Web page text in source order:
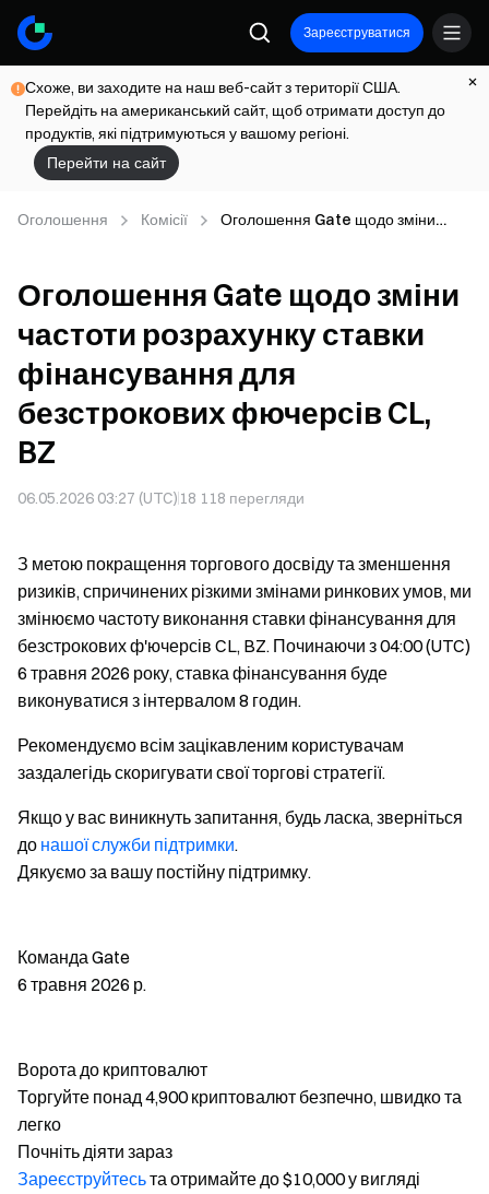
Зареєструватися
Схоже, ви заходите на наш веб-сайт з території США.
Перейдіть на американський сайт, щоб отримати доступ до
продуктів, які підтримуються у вашому регіоні.
Перейти на сайт
Оголошення Комісії
Оголошення Gate щодо зміни
фючерсів CL, BZ
Оголошення Gate щодо зміни
частоти розрахунку ставки
фінансування для
безстрокових фючерсів CL,
BZ
06.05.2026 03:27 (UTC) 18 118 перегляди
З метою покращення торгового досвіду та зменшення
ризиків, спричинених різкими змінами ринкових умов, ми
змінюємо частоту виконання ставки фінансування для
безстрокових ф'ючерсів CL, BZ. Починаючи з 04:00 (UTC)
6 травня 2026 року, ставка фінансування буде
виконуватися з інтервалом 8 годин.
Рекомендуємо всім зацікавленим користувачам
заздалегідь скоригувати свої торгові стратегії.
Якщо у вас виникнуть запитання, будь ласка, зверніться
до нашої служби підтримки.
Дякуємо за вашу постійну підтримку.
Команда Gate
6 травня 2026 р.
Ворота до криптовалют
Торгуйте понад 4,900 криптовалют безпечно, швидко та
легко
Почніть діяти зараз
Зареєструйтесьта отримайте до $10,000 у вигляді